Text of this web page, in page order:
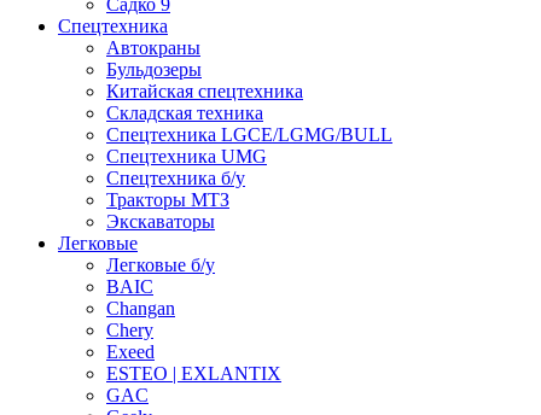
Садко 9
Спецтехника
Автокраны
Бульдозеры
Китайская спецтехника
Складская техника
Спецтехника LGCE/LGMG/BULL
Спецтехника UMG
Спецтехника б/у
Тракторы МТЗ
Экскаваторы
Легковые
Легковые б/у
BAIC
Changan
Chery
Exeed
ESTEO | EXLANTIX
GAC